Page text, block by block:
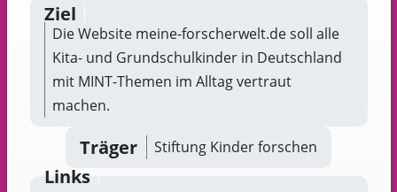
Ziel
Die Website meine-forscherwelt.de soll alle
Kita- und Grundschulkinder in Deutschland
mit MINT-Themen im Alltag vertraut
machen.
Träger Stiftung Kinder forschen
Links